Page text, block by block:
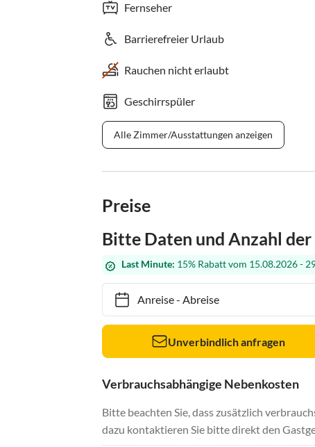
Fernseher
Barrierefreier Urlaub
Rauchen nicht erlaubt
Geschirrspüler
Alle Zimmer/Ausstattungen anzeigen
Preise
Bitte Daten und Anzahl der
Last Minute: 15% Rabatt vom 15.08.2026 -
Anreise- Abreise
Unverbindlich anfragen
Verbrauchsabhängige Nebenkosten
Bitte beachten Sie, dass zusätzlich
dazu kontaktieren Sie bitte direkt den